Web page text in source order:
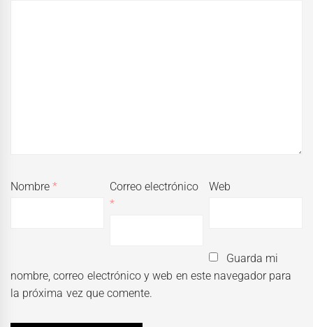
Nombre*
Correo electrónico
*
Web
Guarda mi
nombre, correo electrónico y web en este navegador para
la próxima vez que comente.